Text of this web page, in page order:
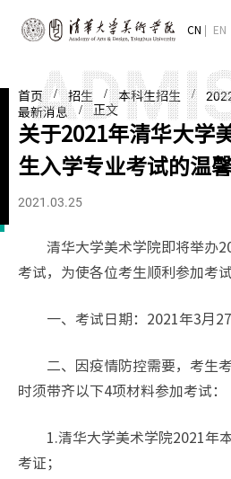
CN EN
首页/招生 /本科生招生 /
最新消息/ 正文
关于2021年清华大学
生入学专业考试的温
2021.03.25
清华大学美术学院即将举办
考试，为使各位考生顺利参加考
一、考试日期：2021年3月27
二、因疫情防控需要，考生
时须带齐以下4项材料参加考试：
1.清华大学美术学院2021年
考证；